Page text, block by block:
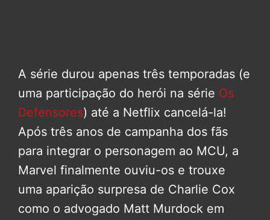
A série durou apenas três temporadas (e
uma participação do herói na série Os
Defensores) até a Netflix cancelá-la!
Após três anos de campanha dos fãs
para integrar o personagem ao MCU, a
Marvel finalmente ouviu-os e trouxe
uma aparição surpresa de Charlie Cox
como o advogado Matt Murdock em